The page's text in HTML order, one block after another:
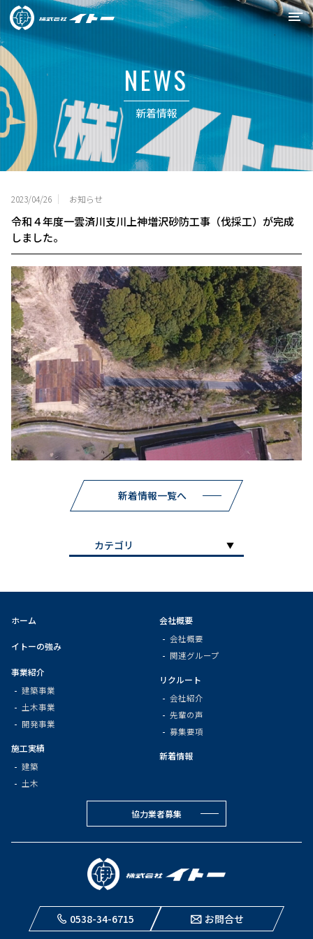
事業紹介
施工実績
会社概要
お問合せ
NEWS
新着情報
2023/04/26 お知らせ
令和４年度一雲済川支川上神増沢砂防工事（伐採工）が完成
しました。
新着情報一覧へ
ホーム
イトーの強み
事業紹介
建築事業
土木事業
開発事業
施工実績
建築
土木
会社概要
会社概要
関連グループ
リクルート
会社紹介
先輩の声
募集要項
新着情報
協力業者募集
0538-34-6715 お問合せ